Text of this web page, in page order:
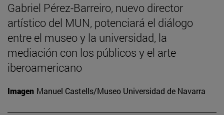
Gabriel Pérez-Barreiro, nuevo director
artístico del MUN, potenciará el diálogo
entre el museo y la universidad, la
mediación con los públicos y el arte
iberoamericano
Imagen Manuel Castells/Museo Universidad de Navarra